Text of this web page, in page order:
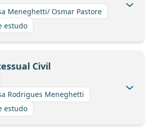
Meneghetti/ Osmar Pastore
estudo
Civil
Rodrigues Meneghetti
estudo